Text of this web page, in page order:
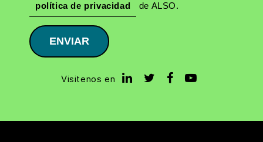
política de privacidad
de ALSO.
ENVIAR
Visitenos en